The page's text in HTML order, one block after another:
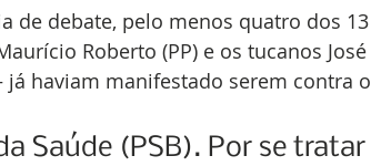
de debate, pelo menos quatro dos 13
Roberto (PP) e os tucanos José
já haviam manifestado serem contra o
Saúde (PSB). Por se tratar